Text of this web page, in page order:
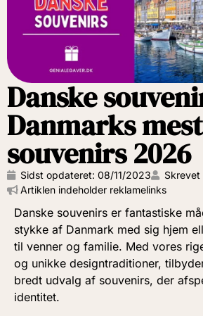
Danske
Danmarks
souvenirs 2026
Sidst opdateret: 08/11/2023
Skrevet
Artiklen indeholder reklamelinks
Danske souvenirs er fantastiske
stykke af Danmark med sig hjem
til venner og familie. Med vores
og unikke designtraditioner,
bredt udvalg af souvenirs, der
identitet.